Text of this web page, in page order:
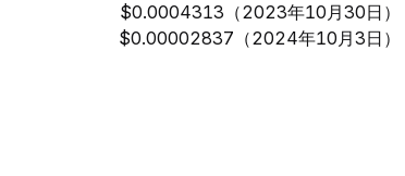
$0.0004313（2023年10月30日）
$0.00002837（2024年10月3日）